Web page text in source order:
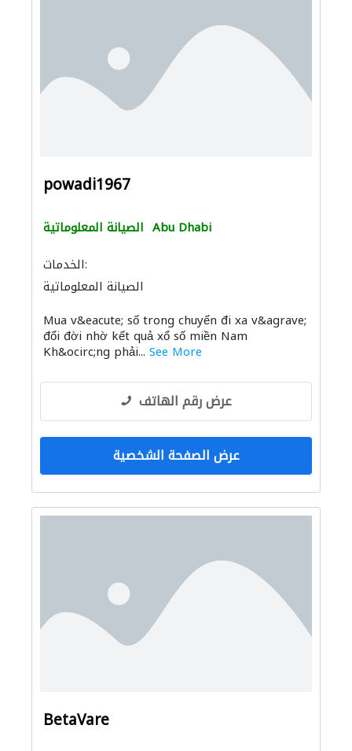
powadi1967
الصيانة المعلوماتية Abu Dhabi
الخدمات:
الصيانة المعلوماتية
Mua v&eacute; số trong chuyến đi xa v&agrave;
đổi đời nhờ kết quả xổ số miền Nam
Kh&ocirc;ng phải... See More
عرض رقم الهاتف
عرض الصفحة الشخصية
BetaVare